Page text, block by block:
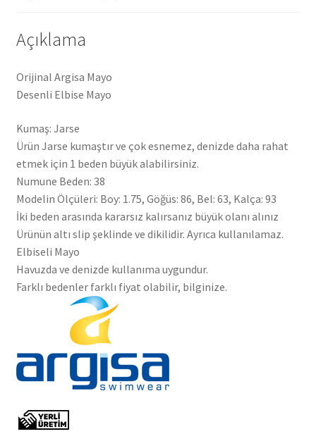
Açıklama
Orijinal Argisa Mayo
Desenli Elbise Mayo
Kumaş: Jarse
Ürün Jarse kumaştır ve çok esnemez, denizde daha rahat
etmek için 1 beden büyük alabilirsiniz.
Numune Beden: 38
Modelin Ölçüleri: Boy: 1.75, Göğüs: 86, Bel: 63, Kalça: 93
İki beden arasında kararsız kalırsanız büyük olanı alınız
Ürünün altı slip şeklinde ve dikilidir. Ayrıca kullanılamaz.
Elbiseli Mayo
Havuzda ve denizde kullanıma uygundur.
Farklı bedenler farklı fiyat olabilir, bilginize.